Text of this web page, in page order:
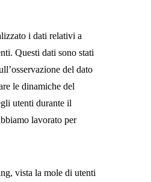
i dati relativi a
Questi dati sono stati
del dato
le dinamiche del
utenti durante il
lavorato per
vista la mole di utenti